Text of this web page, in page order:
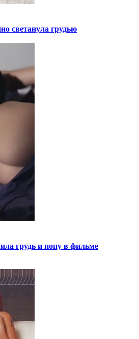
светанула грудью
грудь и попу в фильме